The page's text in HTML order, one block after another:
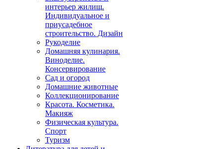
интерьер жилищ.
Индивидуальное и
приусадебное
строительство. Дизайн
Рукоделие
Домашняя кулинария.
Виноделие.
Консервирование
Сад и огород
Домашние животные
Коллекционирование
Красота. Косметика.
Макияж
Физическая культура.
Спорт
Туризм